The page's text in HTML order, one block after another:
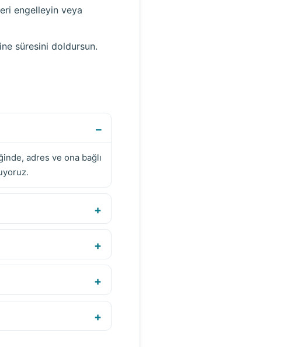
engelleyin veya
süresini doldursun.
adres ve ona bağlı